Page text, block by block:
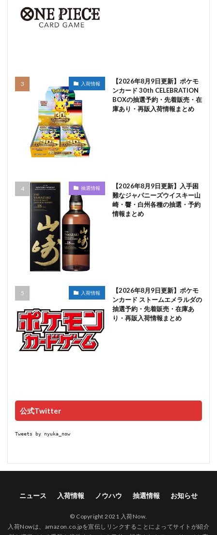
入荷情報
【2026年8月9日更新】ポケモ
ンカード 30th CELEBRATION
BOXの抽選予約・先着販売・在
庫あり・再販入荷情報まとめ
抽選情報
【2026年8月9日更新】入手困
難なジャパニーズウイスキー山
崎・響・白州各種の抽選・予約
情報まとめ
入荷情報
【2026年8月9日更新】ポケモ
ンカード ストームエメラルダの
抽選予約・先着販売・在庫あ
り・再販入荷情報まとめ
公式Twitter
Tweets by nyuka_now
ニュース 入荷情報 ノウハウ 抽選情報 お知らせ
© Copyright 2021 入荷Now.
入荷Nowは、amazon.co.jpを宣伝しリンクすることによってサイトが紹介